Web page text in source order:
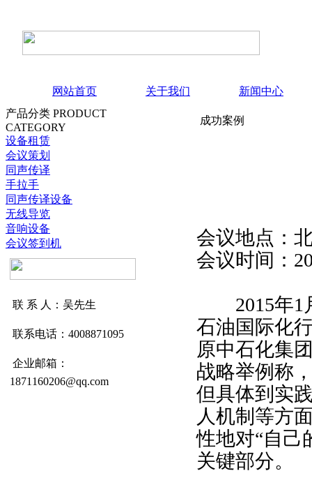
网站首页 关于我们
新闻中心
产品分类 PRODUCT
CATEGORY
设备租赁
会议策划
同声传译
手拉手
同声传译设备
无线导览
音响设备
会议签到机
联 系 人：吴先生
联系电话：4008871095
企业邮箱：
1871160206@qq.com
成功案例
会议地点：
会议时间：
2015年1月
石油国际化
原中石化集
战略举例称
但具体到实
人机制等方
性地对“自己
关键部分。